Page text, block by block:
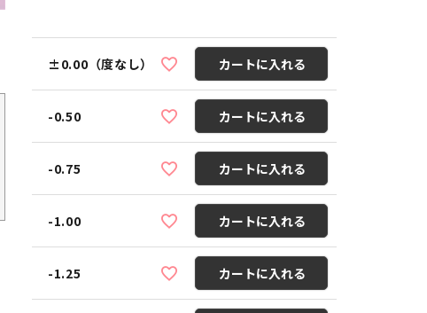
±0.00（度なし） カートに入れる
-0.50 カートに入れる
-0.75 カートに入れる
-1.00 カートに入れる
-1.25 カートに入れる